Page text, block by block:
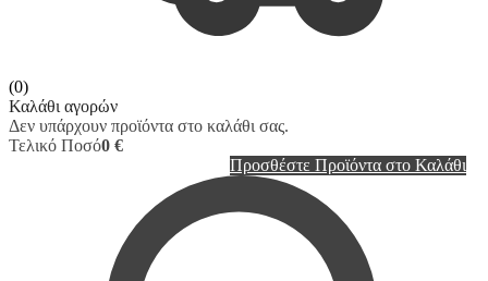
(0)
Καλάθι αγορών
Δεν υπάρχουν προϊόντα στο καλάθι σας.
Τελικό Ποσό0 €
Προσθέστε Προϊόντα στο Καλάθι